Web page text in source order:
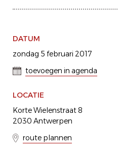
DATUM
zondag 5 februari 2017
toevoegen in agenda
LOCATIE
Korte Wielenstraat 8
2030 Antwerpen
route plannen